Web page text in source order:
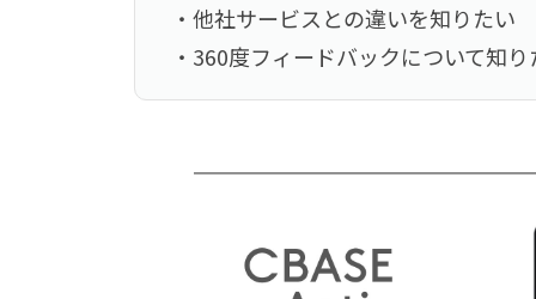
・他社サービスとの違いを知りたい
・360度フィードバックについて知り